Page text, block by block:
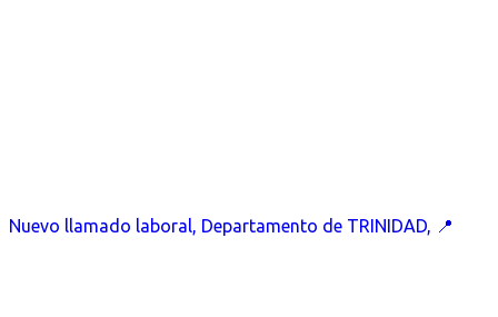
Nuevo llamado laboral, Departamento de TRINIDAD, 📍